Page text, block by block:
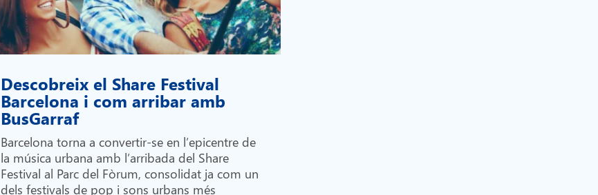
Descobreix el Share Festival
Barcelona i com arribar amb
BusGarraf
Barcelona torna a convertir-se en l’epicentre de
la música urbana amb l’arribada del Share
Festival al Parc del Fòrum, consolidat ja com un
dels festivals de pop i sons urbans més